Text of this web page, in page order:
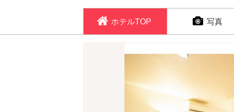
ホテルTOP 写真